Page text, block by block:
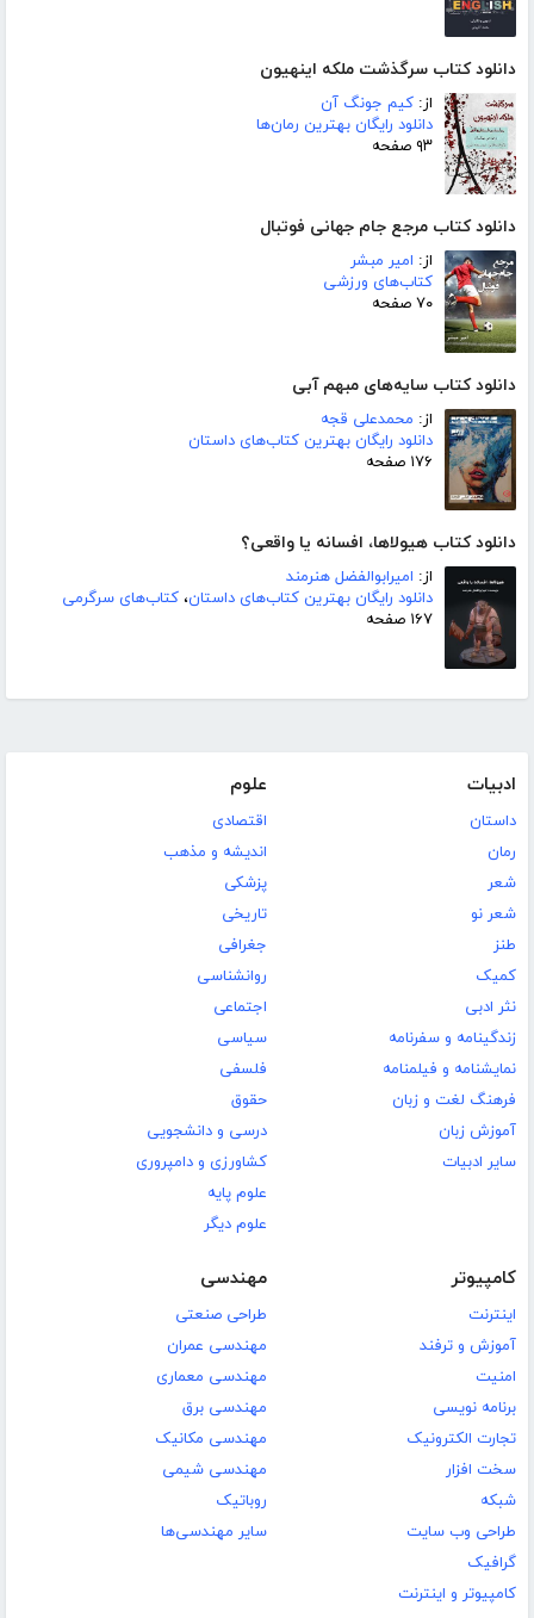
دانلود کتاب سرگذشت ملکه اینهیون
از: کیم جونگ آن
دانلود رایگان بهترین رمان‌ها
۹۳ صفحه
دانلود کتاب مرجع جام جهانی فوتبال
از: امیر مبشر
کتاب‌های ورزشی
۷۰ صفحه
دانلود کتاب سایه‌های مبهم آبی
از: محمدعلی قجه
دانلود رایگان بهترین کتاب‌های داستان
۱۷۶ صفحه
دانلود کتاب هیولاها، افسانه یا واقعی؟
از: امیرابوالفضل هنرمند
دانلود رایگان بهترین کتاب‌های داستان، کتاب‌های سرگرمی
۱۶۷ صفحه
ادبیات
داستان
رمان
شعر
شعر نو
طنز
کمیک
نثر ادبی
زندگینامه و سفرنامه
نمایشنامه و فیلمنامه
فرهنگ لغت و زبان
آموزش زبان
سایر ادبیات
علوم
اقتصادی
اندیشه و مذهب
پزشکی
تاریخی
جغرافی
روانشناسی
اجتماعی
سیاسی
فلسفی
حقوق
درسی و دانشجویی
کشاورزی و دامپروری
علوم پایه
علوم دیگر
کامپیوتر
اینترنت
آموزش و ترفند
امنیت
برنامه نویسی
تجارت الکترونیک
سخت افزار
شبکه
طراحی وب سایت
گرافیک
کامپیوتر و اینترنت
مهندسی
طراحی صنعتی
مهندسی عمران
مهندسی معماری
مهندسی برق
مهندسی مکانیک
مهندسی شیمی
روباتیک
سایر مهندسی‌ها